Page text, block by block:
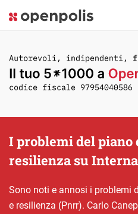
I problemi del piano
resilienza su
Sono noti e annosi i problemi
e resilienza (Pnrr). Carlo